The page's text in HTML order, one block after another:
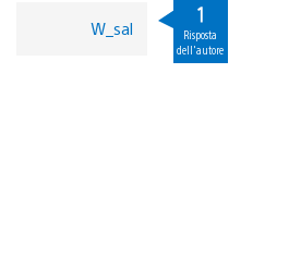
W_sal
1
Risposta
dell'autore